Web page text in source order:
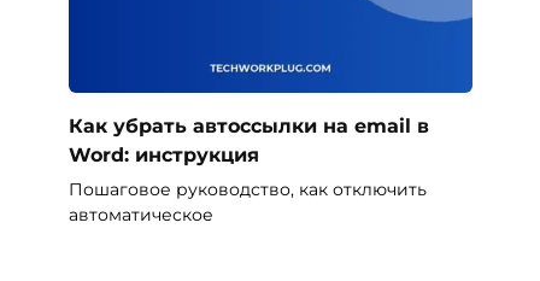
Как убрать автоссылки на email в
Word: инструкция
Пошаговое руководство, как отключить
автоматическое